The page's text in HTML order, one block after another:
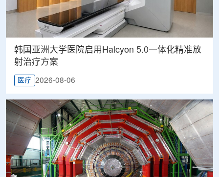
韩国亚洲大学医院启用Halcyon 5.0一体化精准放
射治疗方案
医疗 2026-08-06